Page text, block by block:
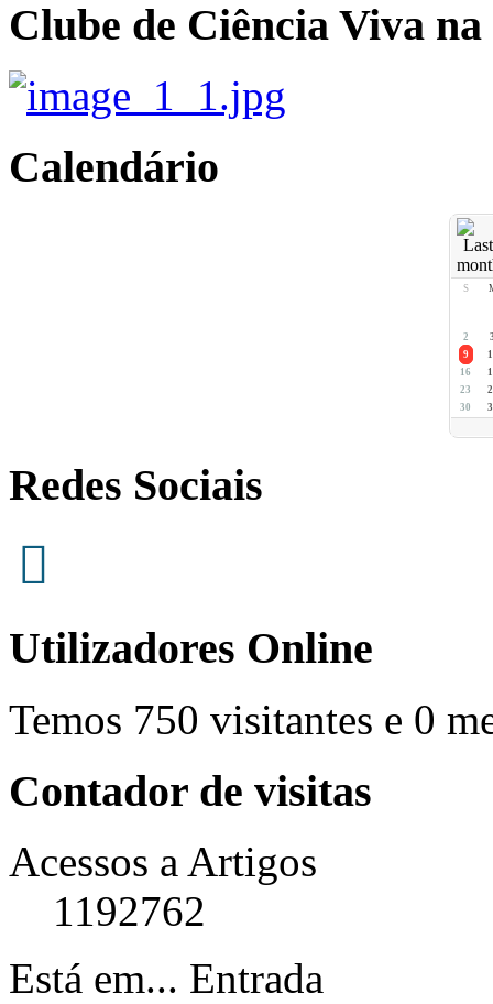
Clube de Ciência Viva
Calendário
S
2
9
16
23
30
Redes Sociais
Utilizadores Online
Temos 750 visitantes e 0
Contador de visitas
Acessos a Artigos
1192762
Está em... Entrada